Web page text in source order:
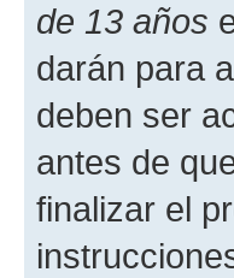
de 13 años
darán para
deben ser
antes de
finalizar el